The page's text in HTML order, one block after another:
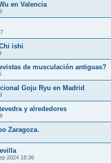
en Valencia
ishi
de musculación antiguas?
Goju Ryu en Madrid
y alrededores
Zaragoza.
2024 18:36